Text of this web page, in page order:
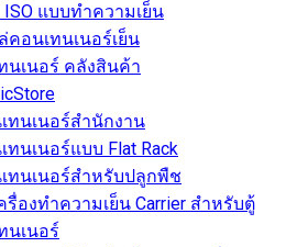
แบบทำความเย็น
คอนเทนเนอร์เย็น
นเนอร์ คลังสินค้า
ทนเนอร์สำนักงาน
ทนเนอร์แบบ Flat Rack
ทนเนอร์สำหรับปลูกพืช
รื่องทำความเย็น Carrier สำหรับตู้
นเนอร์